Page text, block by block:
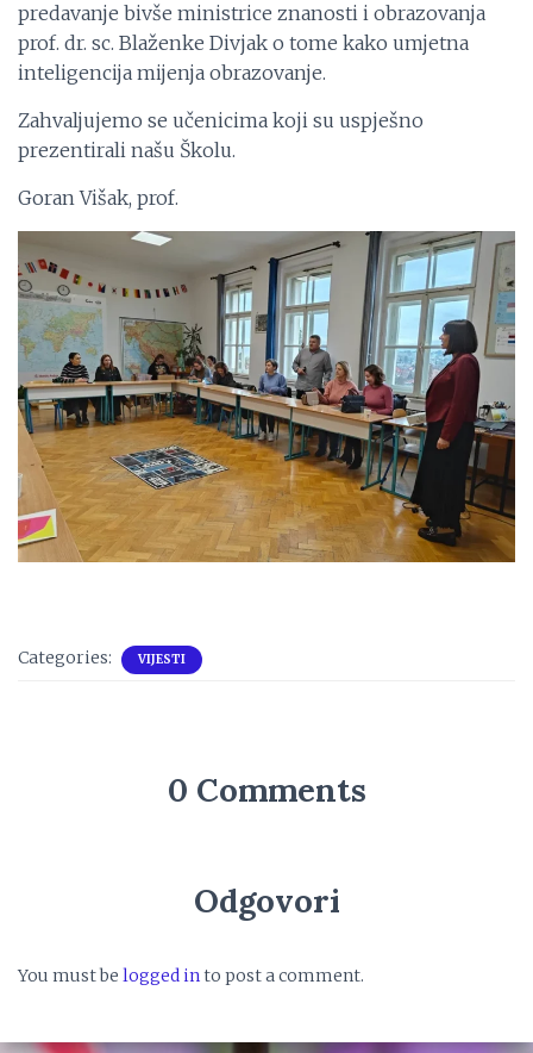
predavanje bivše ministrice znanosti i obrazovanja
prof. dr. sc. Blaženke Divjak o tome kako umjetna
inteligencija mijenja obrazovanje.
Zahvaljujemo se učenicima koji su uspješno
prezentirali našu Školu.
Goran Višak, prof.
Categories: VIJESTI
0 Comments
Odgovori
You must be logged into post a comment.